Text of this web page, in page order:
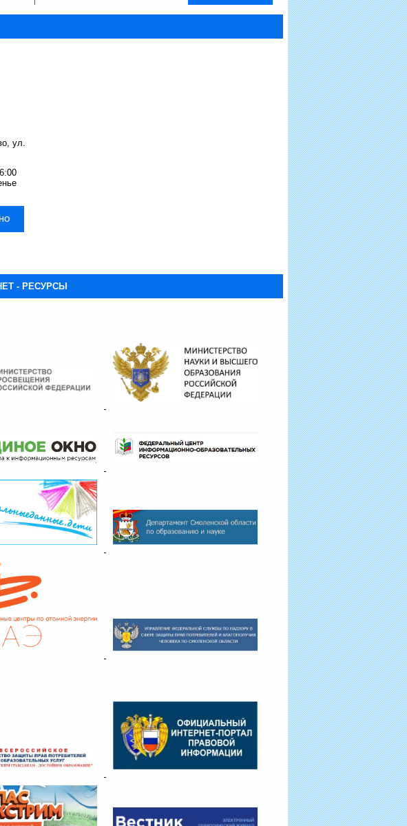
ул.
- РЕСУРСЫ